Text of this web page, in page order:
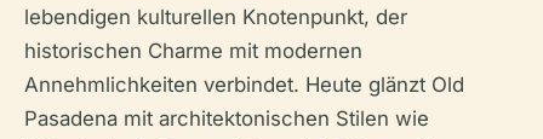
lebendigen kulturellen Knotenpunkt, der
historischen Charme mit modernen
Annehmlichkeiten verbindet. Heute glänzt Old
Pasadena mit architektonischen Stilen wie